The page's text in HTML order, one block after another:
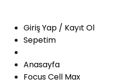
Giriş Yap / Kayıt Ol
Sepetim
Anasayfa
Focus Cell Max